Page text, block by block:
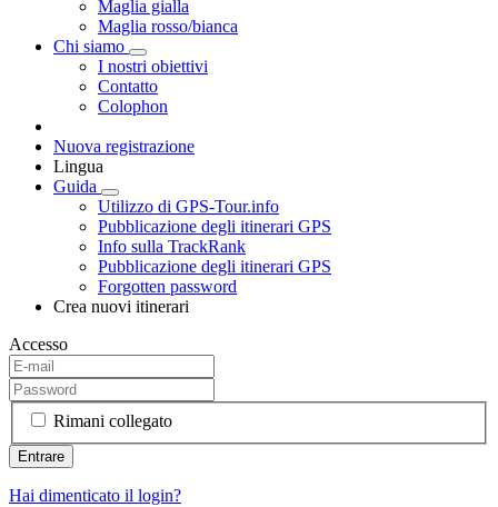
Maglia gialla
Maglia rosso/bianca
Chi siamo
I nostri obiettivi
Contatto
Colophon
Nuova registrazione
Lingua
Guida
Utilizzo di GPS-Tour.info
Pubblicazione degli itinerari GPS
Info sulla TrackRank
Pubblicazione degli itinerari GPS
Forgotten password
Crea nuovi itinerari
Accesso
Rimani collegato
Hai dimenticato il login?